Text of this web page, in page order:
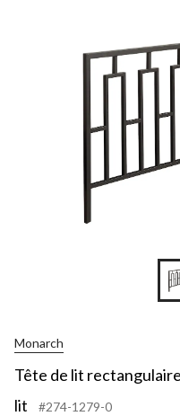
Monarch
Tête de lit
lit
#274-1279-0